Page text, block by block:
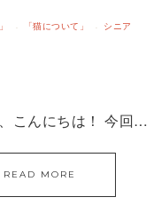
· 「猫について」 · シニア
こんにちは！ 今回…
READ MORE